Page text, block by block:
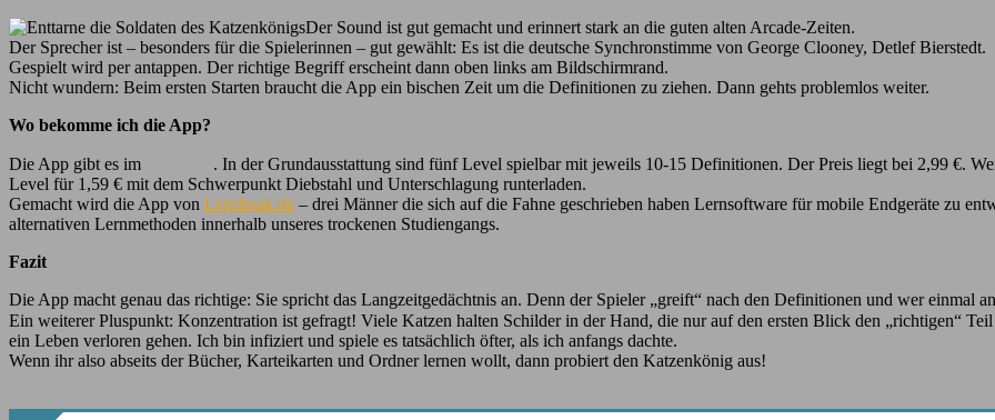
Der Sound ist gut gemacht und erinnert stark an die guten alten Arcade-Zeiten.
Der Sprecher ist – besonders für die Spielerinnen – gut gewählt: Es ist die deutsche Synchronstimme von George Clooney, Detlef Bierstedt.
Gespielt wird per antappen. Der richtige Begriff erscheint dann oben links am Bildschirmrand.
Nicht wundern: Beim ersten Starten braucht die App ein bischen Zeit um die Definitionen zu ziehen. Dann gehts problemlos weiter.
Wo bekomme ich die App?
Die App gibt es im
. In der Grundausstattung sind fünf Level spielbar mit jeweils 10-15 Definitionen. Der Preis liegt bei 2,99 €.
Level für 1,59 € mit dem Schwerpunkt Diebstahl und Unterschlagung runterladen.
Gemacht wird die App von Lernfreak.de – drei Männer die sich auf die Fahne geschrieben haben Lernsoftware für mobile Endgeräte zu
alternativen Lernmethoden innerhalb unseres trockenen Studiengangs.
Fazit
Die App macht genau das richtige: Sie spricht das Langzeitgedächtnis an. Denn der Spieler „greift“ nach den Definitionen und wer einmal
Ein weiterer Pluspunkt: Konzentration ist gefragt! Viele Katzen halten Schilder in der Hand, die nur auf den ersten Blick den „richtigen“
ein Leben verloren gehen. Ich bin infiziert und spiele es tatsächlich öfter, als ich anfangs dachte.
Wenn ihr also abseits der Bücher, Karteikarten und Ordner lernen wollt, dann probiert den Katzenkönig aus!